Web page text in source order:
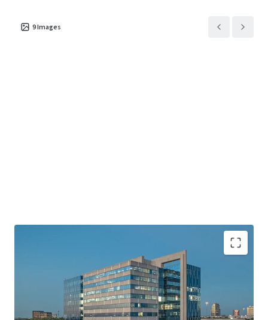
9Images
World-Class Design & Quality
Market Leading Sustainability
Institutionally Developed, Owned & Maintained